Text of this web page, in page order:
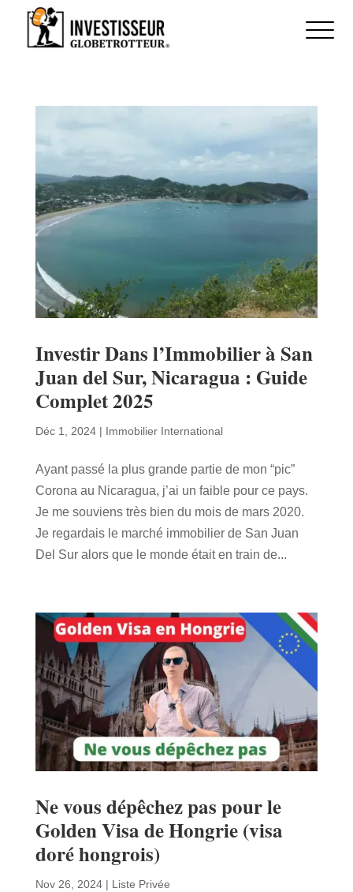
Investir Dans l’Immobilier à San
Juan del Sur, Nicaragua : Guide
Complet 2025
Déc 1, 2024| Immobilier International
Ayant passé la plus grande partie de mon “pic”
Corona au Nicaragua, j’ai un faible pour ce pays.
Je me souviens très bien du mois de mars 2020.
Je regardais le marché immobilier de San Juan
Del Sur alors que le monde était en train de...
Ne vous dépêchez pas pour le
Golden Visa de Hongrie (visa
doré hongrois)
Nov 26, 2024| Liste Privée